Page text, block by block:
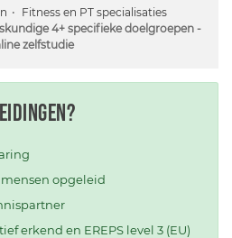
Fitness en PT specialisaties
4+ specifieke doelgroepen -
zelfstudie
opgeleid
erkend en EREPS level 3 (EU)